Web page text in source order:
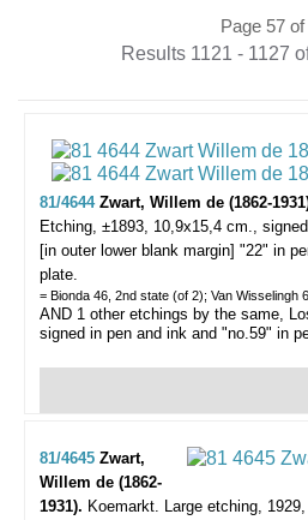
Page 57
Results 1121 - 1127
81/4644 Zwart, Willem de (1862-
Etching, ±1893, 10,9x15,4 cm.,
[in outer lower blank margin] "22" in
plate.
= Bionda 46, 2nd state (of 2); Van Wisselingh
AND 1 other etchings by the same,
signed in pen and ink and "no.59" in
81/4645 Zwart,
Willem de (1862-
1931). Koemarkt. Large etching,